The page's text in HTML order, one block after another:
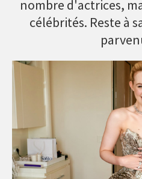
nombre d'actrices,
célébrités. Reste à